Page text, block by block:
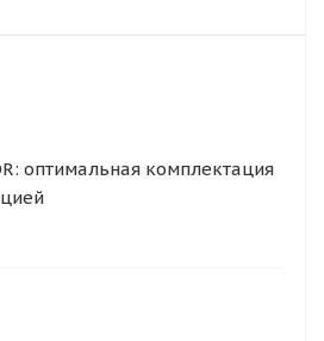
оптимальная комплектация